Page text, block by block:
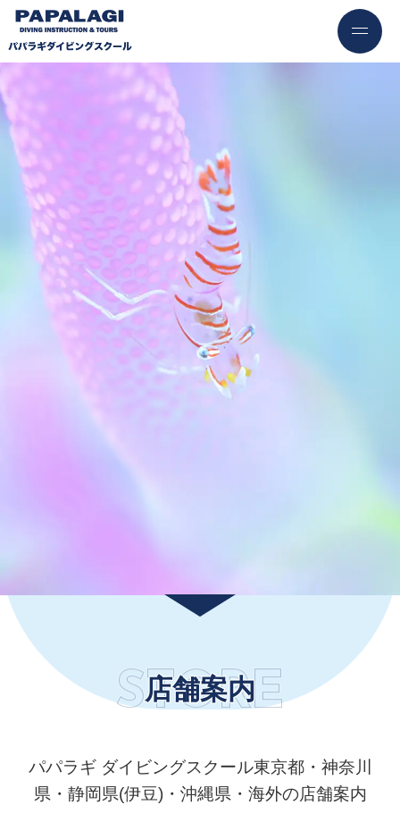
店舗案内
STORE
STORE
パパラギ ダイビングスクール東京都・神奈川
県・静岡県(伊豆)・沖縄県・海外の店舗案内